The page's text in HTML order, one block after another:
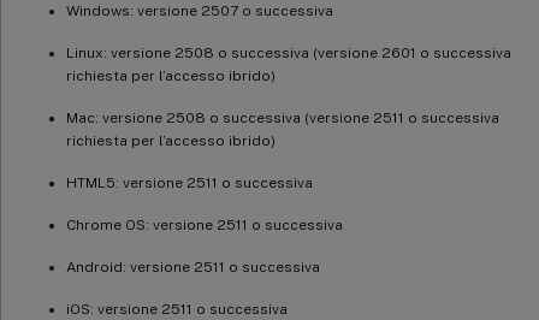
Windows: versione 2507 o successiva
Linux: versione 2508 o successiva (versione 2601 o successiva
richiesta per l’accesso ibrido)
Mac: versione 2508 o successiva (versione 2511 o successiva
richiesta per l’accesso ibrido)
HTML5: versione 2511 o successiva
Chrome OS: versione 2511 o successiva
Android: versione 2511 o successiva
iOS: versione 2511 o successiva